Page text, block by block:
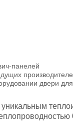
панелей
двери